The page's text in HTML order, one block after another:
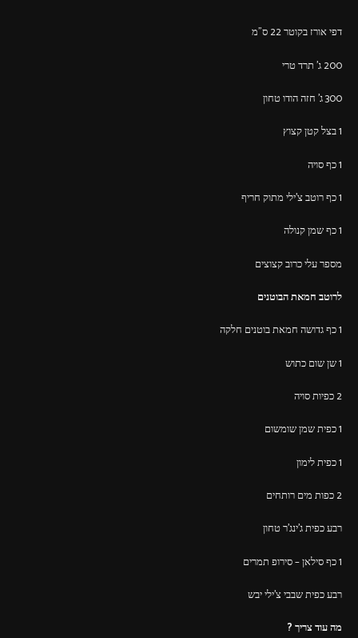
דפי אורז בקוטר 22 ס"מ
200 ג' תרד טרי
300 ג' חזה הודו טחון
1 בצל קטן קצוץ
1 כף סויה
1 כף רוטב צ'ילי מתוק חריף
1 כף שמן קנולה
מספר עלי כרוב קצוצים
לרוטב חמאת הבוטנים
1 כף גדושה חמאת בוטנים חלקה
1 שן שום כתוש
2 כפיות סויה
1 כפית שמן שומשום
1 כפית לימון
2 כפות מים רותחים
רבע כפית ג'ינג'ר טחון
1 כף סילאן – סירופ תמרים
רבע כפית שבבי צ'ילי יבש
מה עוד צריך ?